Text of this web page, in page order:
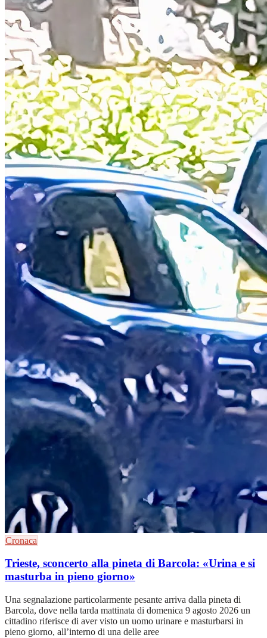
Cronaca
Trieste, sconcerto alla pineta di Barcola: «Urina e si
masturba in pieno giorno»
Una segnalazione particolarmente pesante arriva dalla pineta di
Barcola, dove nella tarda mattinata di domenica 9 agosto 2026 un
cittadino riferisce di aver visto un uomo urinare e masturbarsi in
pieno giorno, all’interno di una delle aree